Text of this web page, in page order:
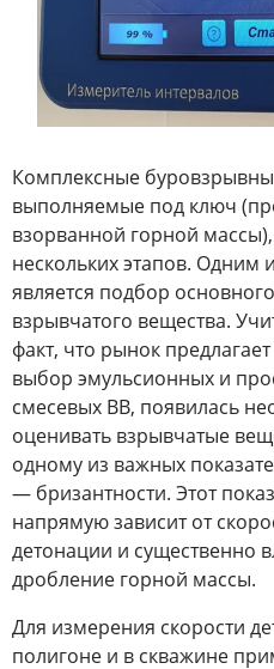
Комплексные
выполняемые под ключ
взорванной горной массы),
нескольких этапов. Одним
является подбор основного
взрывчатого вещества.
факт, что рынок
выбор эмульсионных и
смесевых ВВ, появилась
оценивать взрывчатые
одному из важных
— бризантности. Этот
напрямую зависит от
детонации и существенно
дробление горной массы.
Для измерения скорости
полигоне и в скважине